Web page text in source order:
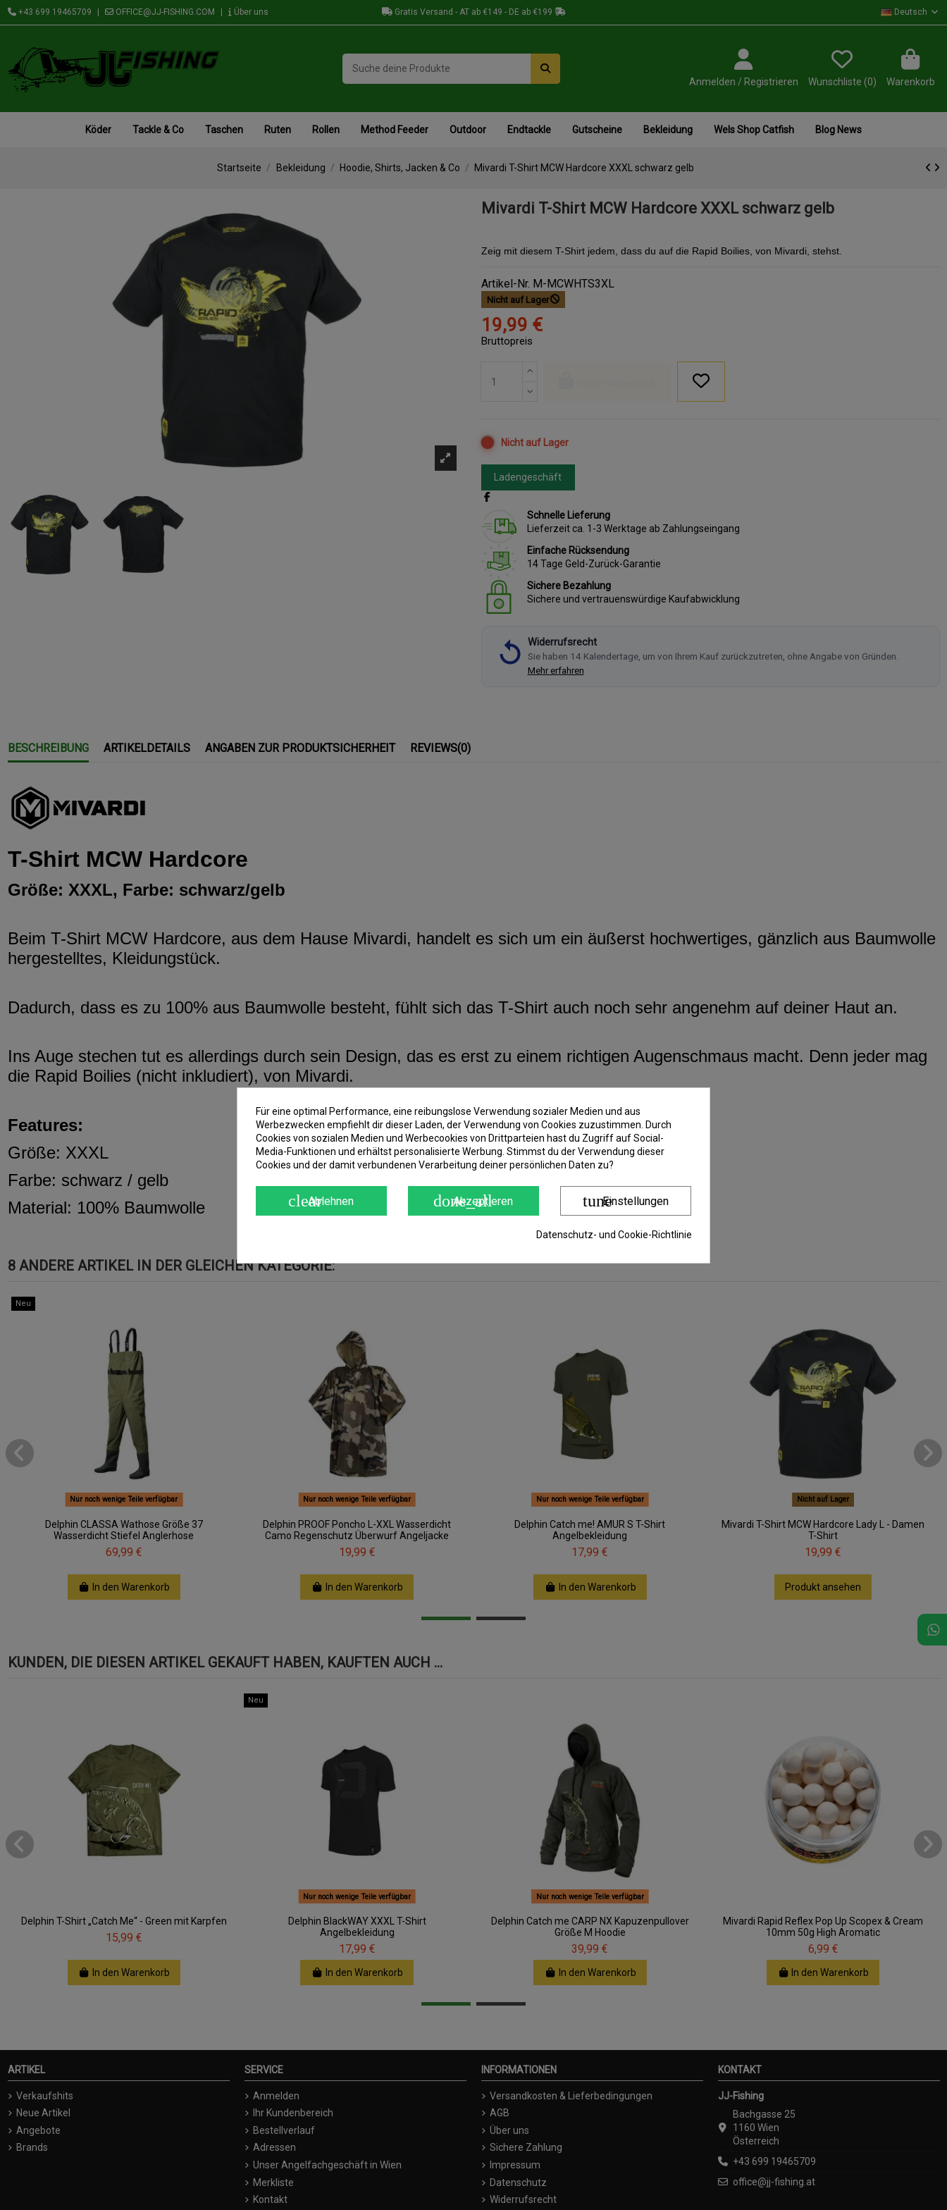
+43 699 19465709 OFFICE@JJ-FISHING.COM Über uns Gratis Versand - AT ab €149 - DE ab €199 Deutsch
Anmelden / Registrieren Wunschliste (0) Warenkorb
Köder Tackle & Co Taschen Ruten Rollen Method Feeder Outdoor Endtackle Gutscheine Bekleidung Wels Shop Catfish Blog News
Startseite Bekleidung Hoodie, Shirts, Jacken & Co Mivardi T-Shirt MCW Hardcore XXXL schwarz gelb
Mivardi T-Shirt MCW Hardcore XXXL schwarz gelb
Zeig mit diesem T-Shirt jedem, dass du auf die Rapid Boilies, von Mivardi, stehst.
Artikel-Nr. M-MCWHTS3XL
Nicht auf Lager
19,99 €
Bruttopreis
Nicht auf Lager
Ladengeschäft
Schnelle Lieferung
Lieferzeit ca. 1-3 Werktage ab Zahlungseingang
Einfache Rücksendung
14 Tage Geld-Zurück-Garantie
Sichere Bezahlung
Sichere und vertrauenswürdige Kaufabwicklung
Widerrufsrecht
Sie haben 14 Kalendertage, um von Ihrem Kauf zurückzutreten, ohne Angabe von Gründen.
Mehr erfahren
BESCHREIBUNG ARTIKELDETAILS ANGABEN ZUR PRODUKTSICHERHEIT REVIEWS(0)
T-Shirt MCW Hardcore
Größe: XXXL, Farbe: schwarz/gelb
Beim T-Shirt MCW Hardcore, aus dem Hause Mivardi, handelt es sich um ein äußerst hochwertiges, gänzlich aus Baumwolle
hergestelltes, Kleidungstück.
Dadurch, dass es zu 100% aus Baumwolle besteht, fühlt sich das T-Shirt auch noch sehr angenehm auf deiner Haut an.
Ins Auge stechen tut es allerdings durch sein Design, das es erst zu einem richtigen Augenschmaus macht. Denn jeder mag
die Rapid Boilies (nicht inkludiert), von Mivardi.
Features:
Größe: XXXL
Farbe: schwarz / gelb
Material: 100% Baumwolle
8 ANDERE ARTIKEL IN DER GLEICHEN KATEGORIE:
Neu
Nur noch wenige Teile verfügbar
Delphin CLASSA Wathose Größe 37
Wasserdicht Stiefel Anglerhose
69,99 €
In den Warenkorb
Nur noch wenige Teile verfügbar
Delphin PROOF Poncho L-XXL Wasserdicht
Camo Regenschutz Überwurf Angeljacke
19,99 €
In den Warenkorb
Nur noch wenige Teile verfügbar
Delphin Catch me! AMUR S T-Shirt
Angelbekleidung
17,99 €
In den Warenkorb
Nicht auf Lager
Mivardi T-Shirt MCW Hardcore Lady L - Damen
T-Shirt
19,99 €
Produkt ansehen
KUNDEN, DIE DIESEN ARTIKEL GEKAUFT HABEN, KAUFTEN AUCH ...
Delphin T-Shirt „Catch Me“ - Green mit Karpfen
15,99 €
In den Warenkorb
Neu
Nur noch wenige Teile verfügbar
Delphin BlackWAY XXXL T-Shirt
Angelbekleidung
17,99 €
In den Warenkorb
Nur noch wenige Teile verfügbar
Delphin Catch me CARP NX Kapuzenpullover
Größe M Hoodie
39,99 €
In den Warenkorb
Mivardi Rapid Reflex Pop Up Scopex & Cream
10mm 50g High Aromatic
6,99 €
In den Warenkorb
ARTIKEL
Verkaufshits
Neue Artikel
Angebote
Brands
SERVICE
Anmelden
Ihr Kundenbereich
Bestellverlauf
Adressen
Unser Angelfachgeschäft in Wien
Merkliste
Kontakt
INFORMATIONEN
Versandkosten & Lieferbedingungen
AGB
Über uns
Sichere Zahlung
Impressum
Datenschutz
Widerrufsrecht
KONTAKT
JJ-Fishing
Bachgasse 25
1160 Wien
Österreich
+43 699 19465709
office@jj-fishing.at
Für eine optimal Performance, eine reibungslose Verwendung sozialer Medien und aus
Werbezwecken empfiehlt dir dieser Laden, der Verwendung von Cookies zuzustimmen. Durch
Cookies von sozialen Medien und Werbecookies von Drittparteien hast du Zugriff auf Social-
Media-Funktionen und erhältst personalisierte Werbung. Stimmst du der Verwendung dieser
Cookies und der damit verbundenen Verarbeitung deiner persönlichen Daten zu?
clearAblehnen done_all
Akzeptieren tuneEinstellungen
Datenschutz- und Cookie-Richtlinie